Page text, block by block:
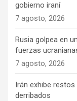
gobierno iraní
7 agosto, 2026
Rusia golpea en
fuerzas
7 agosto, 2026
Irán exhibe
derribados